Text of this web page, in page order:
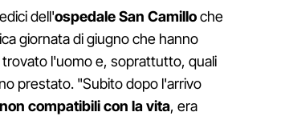
dell'ospedale San Camilloche
giornata di giugno che hanno
l'uomo e, soprattutto, quali
prestato. "Subito dopo l'arrivo
compatibili con la vita, era